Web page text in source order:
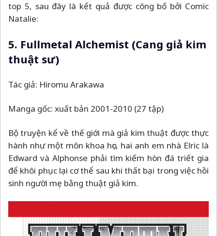
top 5, sau đây là kết quả được công bố bởi Comic
Natalie:
5. Fullmetal Alchemist (Cang giả kim
thuật sư)
Tác giả: Hiromu Arakawa
Manga gốc: xuất bản 2001-2010 (27 tập)
Bộ truyện kể về thế giới mà giả kim thuật được thực
hành như một môn khoa học, hai anh em nhà Elric là
Edward và Alphonse phải tìm kiếm hòn đá triết gia
để khôi phục lại cơ thể sau khi thất bại trong việc hồi
sinh người mẹ bằng thuật giả kim.